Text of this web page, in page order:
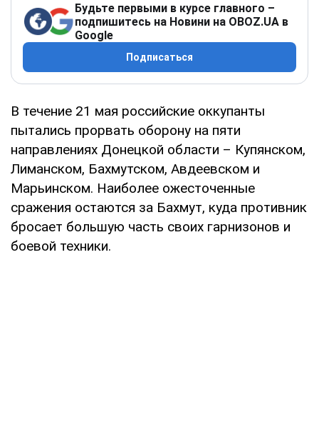
Будьте первыми в курсе главного –
подпишитесь на Новини на OBOZ.UA в
Google
Подписаться
В течение 21 мая российские оккупанты
пытались прорвать оборону на пяти
направлениях Донецкой области – Купянском,
Лиманском, Бахмутском, Авдеевском и
Марьинском. Наиболее ожесточенные
сражения остаются за Бахмут, куда противник
бросает большую часть своих гарнизонов и
боевой техники.